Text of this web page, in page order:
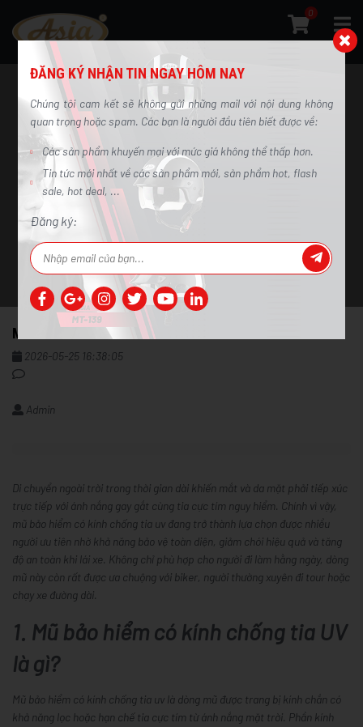
ĐĂNG KÝ NHẬN TIN NGAY HÔM NAY
Chúng tôi cam kết sẽ không gửi những mail với nội dung không
quan trọng hoặc spam. Các bạn là người đầu tiên biết được về:
Các sản phẩm khuyến mại với mức giá không thể thấp hơn.
Tin tức mới nhất về các sản phẩm mới, sản phẩm hot, flash
sale, hot deal, ...
Đăng ký:
0
Mũ bảo hiểm có kính chống tia UV là gì?
Trang chủ Tin tức Mũ bảo hiểm có kính chống tia UV là gì?
MŨ BẢO HIỂM CÓ KÍNH CHỐNG TIA UV LÀ GÌ?
2026-05-25 16:38:05
Admin
Di chuyển ngoài trời trong thời gian dài khiến mắt và da mặt phải tiếp xúc
trực tiếp với ánh nắng gay gắt cùng tia cực tím nguy hiểm. Chính vì vậy,
mũ bảo hiểm có kính chống tia uv đang trở thành lựa chọn được nhiều
người ưu tiên nhờ khả năng bảo vệ toàn diện, giảm chói hiệu quả và tăng
độ an toàn khi lái xe. Không chỉ phù hợp cho người đi làm hằng ngày, dòng
mũ này còn rất được ưa chuộng với biker, người thường xuyên đi tour hoặc
chạy xe đường dài.
1. Mũ bảo hiểm có kính chống tia UV
là gì?
Mũ bảo hiểm có kính chống tia uv là dòng mũ được trang bị kính chắn có
khả năng lọc hoặc hạn chế tia cực tím từ ánh nắng mặt trời. Phần kính